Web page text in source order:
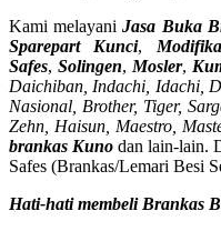
Kami melayaniJasa Buka
Sparepart Kunci,
Safes, Solingen, Mosler,
Daichiban, Indachi, Idachi,
Nasional, Brother, Tiger,
Zehn, Haisun, Maestro,
brankas Kuno dan lain-lain.
Safes (Brankas/Lemari Besi
Hati-hati membeli Brankas